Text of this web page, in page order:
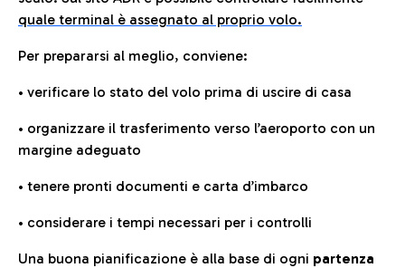
quale terminal è assegnato al proprio volo.
Per prepararsi al meglio, conviene:
• verificare lo stato del volo prima di uscire di casa
• organizzare il trasferimento verso l’aeroporto con un
margine adeguato
• tenere pronti documenti e carta d’imbarco
• considerare i tempi necessari per i controlli
Una buona pianificazione è alla base di ogni partenza